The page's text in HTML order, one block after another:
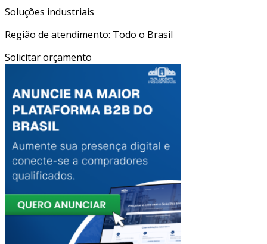
Soluções industriais
Região de atendimento: Todo o Brasil
Solicitar orçamento